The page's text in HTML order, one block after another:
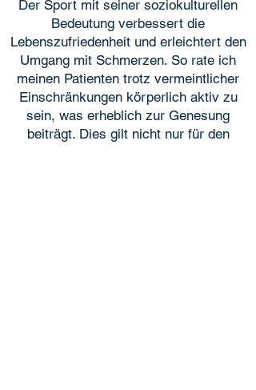
Der Sport mit seiner soziokulturellen
Bedeutung verbessert die
Lebenszufriedenheit und erleichtert den
Umgang mit Schmerzen. So rate ich
meinen Patienten trotz vermeintlicher
Einschränkungen körperlich aktiv zu
sein, was erheblich zur Genesung
beiträgt. Dies gilt nicht nur für den